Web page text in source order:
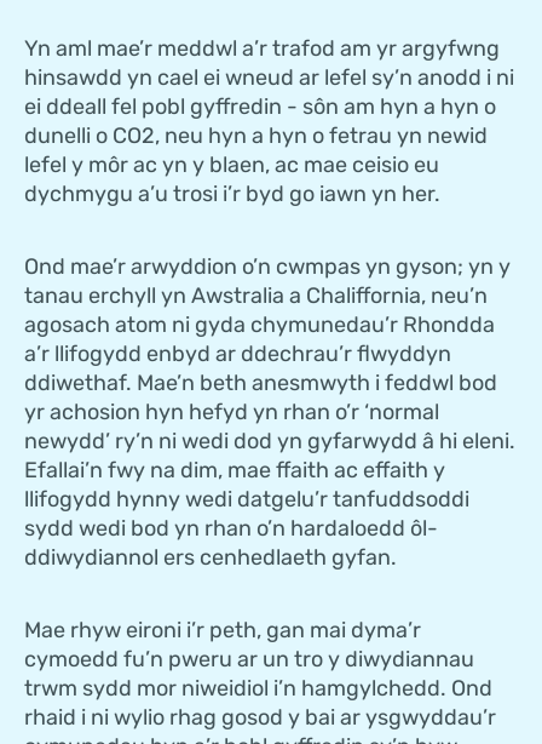
Yn aml mae’r meddwl a’r trafod am yr argyfwng
hinsawdd yn cael ei wneud ar lefel sy’n anodd i ni
ei ddeall fel pobl gyffredin - sôn am hyn a hyn o
dunelli o CO2, neu hyn a hyn o fetrau yn newid
lefel y môr ac yn y blaen, ac mae ceisio eu
dychmygu a’u trosi i’r byd go iawn yn her.
Ond mae’r arwyddion o’n cwmpas yn gyson; yn y
tanau erchyll yn Awstralia a Chaliffornia, neu’n
agosach atom ni gyda chymunedau’r Rhondda
a’r llifogydd enbyd ar ddechrau’r flwyddyn
ddiwethaf. Mae’n beth anesmwyth i feddwl bod
yr achosion hyn hefyd yn rhan o’r ‘normal
newydd’ ry’n ni wedi dod yn gyfarwydd â hi eleni.
Efallai’n fwy na dim, mae ffaith ac effaith y
llifogydd hynny wedi datgelu’r tanfuddsoddi
sydd wedi bod yn rhan o’n hardaloedd ôl-
ddiwydiannol ers cenhedlaeth gyfan.
Mae rhyw eironi i’r peth, gan mai dyma’r
cymoedd fu’n pweru ar un tro y diwydiannau
trwm sydd mor niweidiol i’n hamgylchedd. Ond
rhaid i ni wylio rhag gosod y bai ar ysgwyddau’r